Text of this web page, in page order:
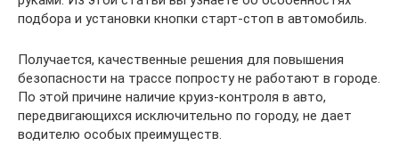
подбора и установки кнопки старт-стоп в автомобиль.
Получается, качественные решения для повышения
безопасности на трассе попросту не работают в городе.
По этой причине наличие круиз-контроля в авто,
передвигающихся исключительно по городу, не дает
водителю особых преимуществ.